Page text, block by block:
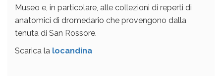
Museo e, in particolare, alle collezioni di reperti di
anatomici di dromedario che provengono dalla
tenuta di San Rossore.
Scarica la locandina